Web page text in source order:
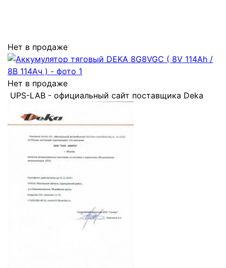
Нет в продаже
Нет в продаже
UPS-LAB - официальный сайт поставщика Deka